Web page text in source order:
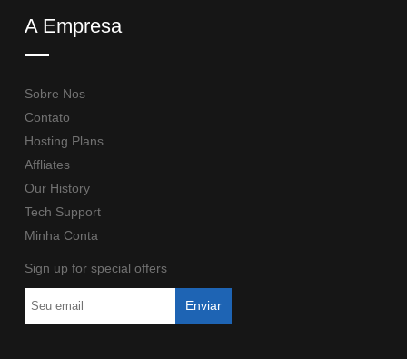
A Empresa
Sobre Nos
Contato
Hosting Plans
Affliates
Our History
Tech Support
Minha Conta
Sign up for special offers